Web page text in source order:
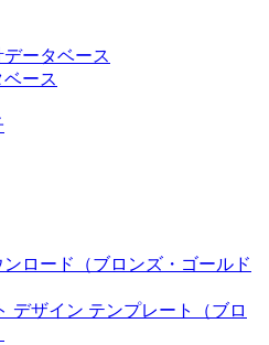
ータベース
ース
ロード（ブロンズ・ゴールド
デザイン テンプレート（ブロ